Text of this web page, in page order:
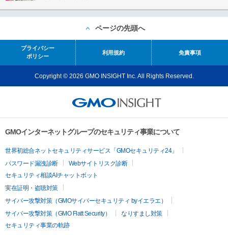
ページの先頭へ
プライバシー
ポリシー
利用規約 免責事項
Copyright © 2026 GMO INSIGHT Inc. All Rights Reserved.
GMOインターネットグループのセキュリティ事業について
世界初総合ネットセキュリティサービス「GMOセキュリティ24」
パスワード漏洩診断
Webサイトリスク診断
セキュリティ相談AIチャットボット
実在証明・盗聴対策
サイバー攻撃対策（GMOサイバーセキュリティ byイエラエ）
サイバー攻撃対策（GMO Flatt Security）
なりすまし対策
セキュリティ事業の軌跡